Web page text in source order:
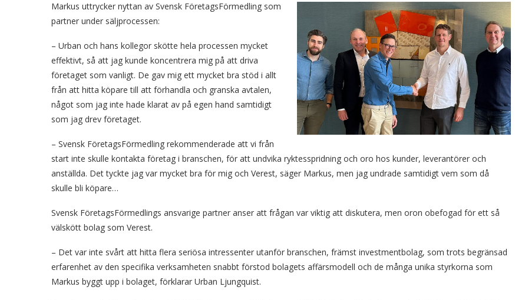
Markus uttrycker nyttan av Svensk FöretagsFörmedling som
partner under säljprocessen:
– Urban och hans kollegor skötte hela processen mycket
effektivt, så att jag kunde koncentrera mig på att driva
företaget som vanligt. De gav mig ett mycket bra stöd i allt
från att hitta köpare till att förhandla och granska avtalen,
något som jag inte hade klarat av på egen hand samtidigt
som jag drev företaget.
– Svensk FöretagsFörmedling rekommenderade att vi från
start inte skulle kontakta företag i branschen, för att undvika ryktesspridning och oro hos kunder, leverantörer och
anställda. Det tyckte jag var mycket bra för mig och Verest, säger Markus, men jag undrade samtidigt vem som då
skulle bli köpare…
Svensk FöretagsFörmedlings ansvarige partner anser att frågan var viktig att diskutera, men oron obefogad för ett så
välskött bolag som Verest.
– Det var inte svårt att hitta flera seriösa intressenter utanför branschen, främst investmentbolag, som trots begränsad
erfarenhet av den specifika verksamheten snabbt förstod bolagets affärsmodell och de många unika styrkorna som
Markus byggt upp i bolaget, förklarar Urban Ljungquist.